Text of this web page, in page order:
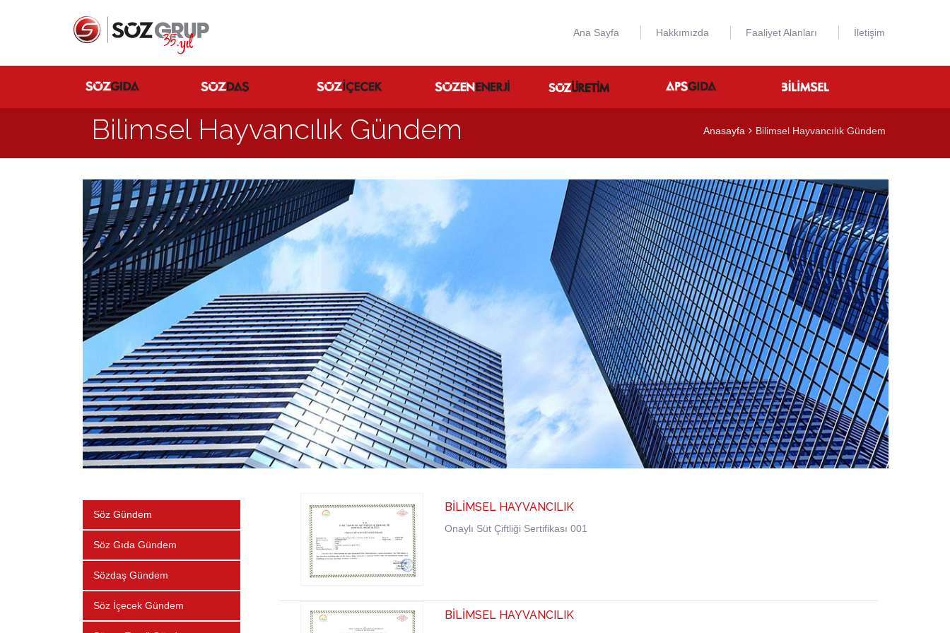
Ana Sayfa Hakkımızda Faaliyet Alanları İletişim
Bilimsel Hayvancılık Gündem Anasayfa Bilimsel Hayvancılık Gündem
Söz Gündem
Söz Gıda Gündem
Sözdaş Gündem
Söz İçecek Gündem
BİLİMSEL HAYVANCILIK
Onaylı Süt Çiftliği Sertifikası 001
BİLİMSEL HAYVANCILIK